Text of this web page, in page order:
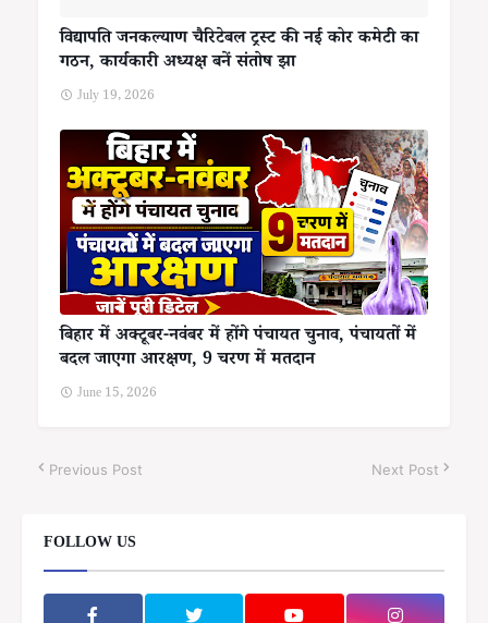
विद्यापति जनकल्याण चैरिटेबल ट्रस्ट की नई कोर कमेटी का
गठन, कार्यकारी अध्यक्ष बनें संतोष झा
July 19, 2026
बिहार में अक्टूबर-नवंबर में होंगे पंचायत चुनाव, पंचायतों में
बदल जाएगा आरक्षण, 9 चरण में मतदान
June 15, 2026
Previous Post Next Post
FOLLOW US